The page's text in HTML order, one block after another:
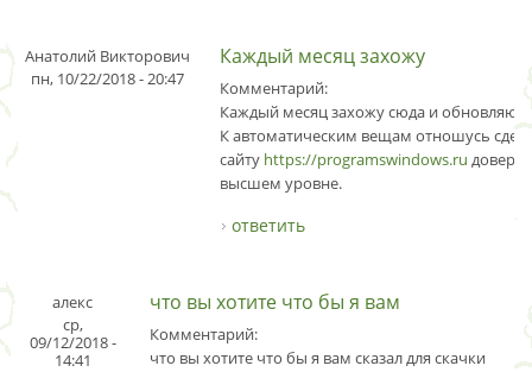
Анатолий Викторович
пн, 10/22/2018 - 20:47
Каждый месяц захожу
Комментарий:
Каждый месяц захожу сюда и
К автоматическим вещам отношусь
сайту https://programswindows.ru
высшем уровне.
ответить
алекс
ср,
09/12/2018 -
14:41
что вы хотите что бы я вам
Комментарий:
что вы хотите что бы я вам сказал для скачки